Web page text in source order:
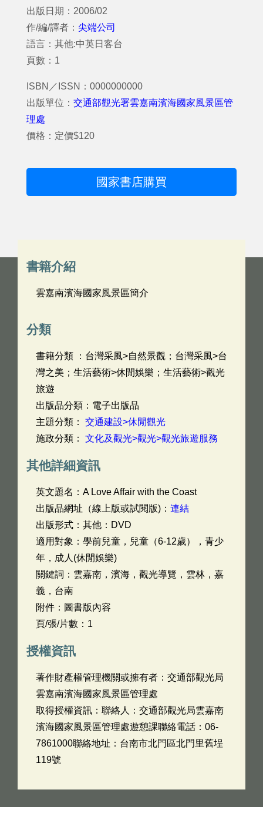
出版日期：2006/02
作/編/譯者： 尖端公司
語言：其他:中英日客台
頁數：1
ISBN／ISSN：0000000000
出版單位： 交通部觀光署雲嘉南濱海國家風景區管
理處
價格：定價$120
國家書店購買
書籍介紹
雲嘉南濱海國家風景區簡介
分類
書籍分類 ：台灣采風>自然景觀；台灣采風>台
灣之美；生活藝術>休閒娛樂；生活藝術>觀光
旅遊
出版品分類：電子出版品
主題分類： 交通建設>休閒觀光
施政分類： 文化及觀光>觀光>觀光旅遊服務
其他詳細資訊
英文題名： A Love Affair with the Coast
出版品網址（線上版或試閱版)： 連結
出版形式：其他：DVD
適用對象：學前兒童，兒童（6-12歲），青少
年，成人(休閒娛樂)
關鍵詞：雲嘉南，濱海，觀光導覽，雲林，嘉
義，台南
附件：圖書版內容
頁/張/片數：1
授權資訊
著作財產權管理機關或擁有者：交通部觀光局
雲嘉南濱海國家風景區管理處
取得授權資訊：聯絡人：交通部觀光局雲嘉南
濱海國家風景區管理處遊憩課聯絡電話：06-
7861000聯絡地址：台南市北門區北門里舊埕
119號